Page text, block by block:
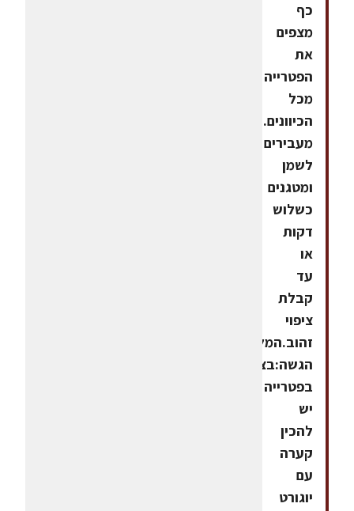
כף
מצפים
את
הפטרייה
מכל
הכיוונים.
מעבירים
לשמן
ומטגנים
כשלוש
דקות
או
עד
קבלת
ציפוי
זהוב.המלצת
הגשה:בצד
בפטרייה
יש
להכין
קערה
עם
יוגורט